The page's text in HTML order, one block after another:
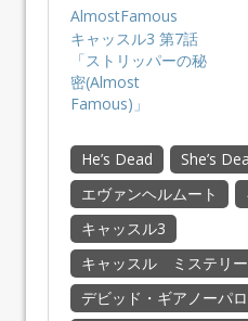
キャッスル3 第7話
「ストリッパーの秘
密(Almost
Famous)」
He’s Dead
She’s
エヴァンヘルムート
キャッスル3
キャッスル ミステリ
デビッド・ギアノーパ